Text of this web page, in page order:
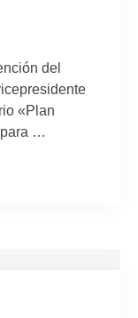
del
«Plan
para …